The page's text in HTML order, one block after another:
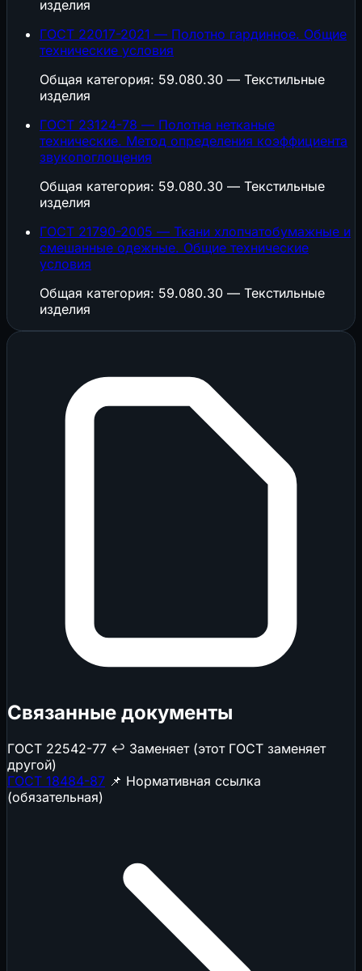
изделия
ГОСТ 22017-2021 — Полотно гардинное. Общие
технические условия
Общая категория: 59.080.30 — Текстильные
изделия
ГОСТ 23124-78 — Полотна нетканые
технические. Метод определения коэффициента
звукопоглощения
Общая категория: 59.080.30 — Текстильные
изделия
ГОСТ 21790-2005 — Ткани хлопчатобумажные и
смешанные одежные. Общие технические
условия
Общая категория: 59.080.30 — Текстильные
изделия
Связанные документы
ГОСТ 22542-77 ↩️ Заменяет (этот ГОСТ заменяет
другой)
ГОСТ 18484-87 📌 Нормативная ссылка
(обязательная)